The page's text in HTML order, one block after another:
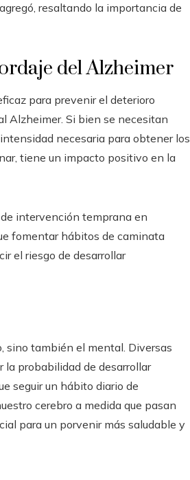
resaltando la importancia de
del Alzheimer
para prevenir el deterioro
Alzheimer. Si bien se necesitan
necesaria para obtener los
tiene un impacto positivo en la
intervención temprana en
fomentar hábitos de caminata
el riesgo de desarrollar
sino también el mental. Diversas
probabilidad de desarrollar
seguir un hábito diario de
cerebro a medida que pasan
para un porvenir más saludable y